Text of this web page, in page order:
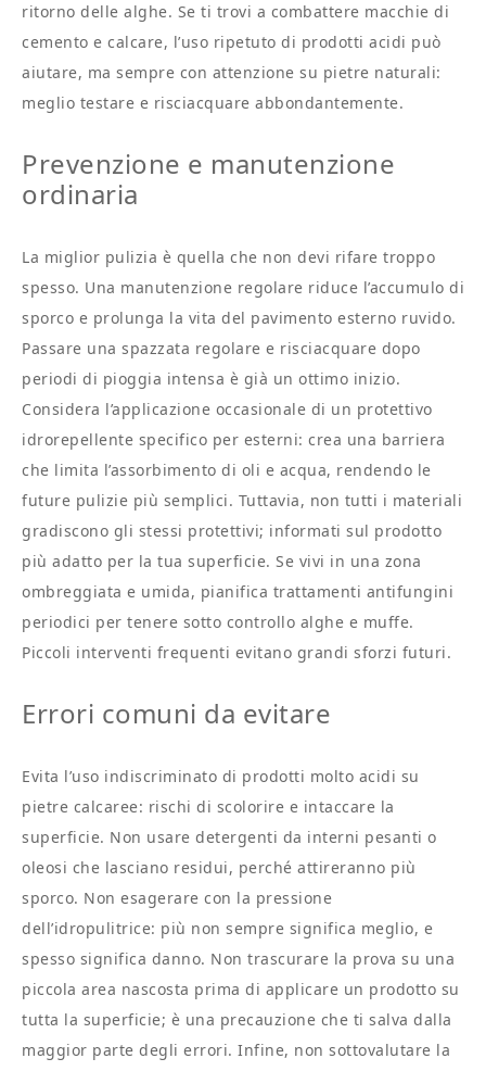
ritorno delle alghe. Se ti trovi a combattere macchie di
cemento e calcare, l’uso ripetuto di prodotti acidi può
aiutare, ma sempre con attenzione su pietre naturali:
meglio testare e risciacquare abbondantemente.
Prevenzione e manutenzione
ordinaria
La miglior pulizia è quella che non devi rifare troppo
spesso. Una manutenzione regolare riduce l’accumulo di
sporco e prolunga la vita del pavimento esterno ruvido.
Passare una spazzata regolare e risciacquare dopo
periodi di pioggia intensa è già un ottimo inizio.
Considera l’applicazione occasionale di un protettivo
idrorepellente specifico per esterni: crea una barriera
che limita l’assorbimento di oli e acqua, rendendo le
future pulizie più semplici. Tuttavia, non tutti i materiali
gradiscono gli stessi protettivi; informati sul prodotto
più adatto per la tua superficie. Se vivi in una zona
ombreggiata e umida, pianifica trattamenti antifungini
periodici per tenere sotto controllo alghe e muffe.
Piccoli interventi frequenti evitano grandi sforzi futuri.
Errori comuni da evitare
Evita l’uso indiscriminato di prodotti molto acidi su
pietre calcaree: rischi di scolorire e intaccare la
superficie. Non usare detergenti da interni pesanti o
oleosi che lasciano residui, perché attireranno più
sporco. Non esagerare con la pressione
dell’idropulitrice: più non sempre significa meglio, e
spesso significa danno. Non trascurare la prova su una
piccola area nascosta prima di applicare un prodotto su
tutta la superficie; è una precauzione che ti salva dalla
maggior parte degli errori. Infine, non sottovalutare la